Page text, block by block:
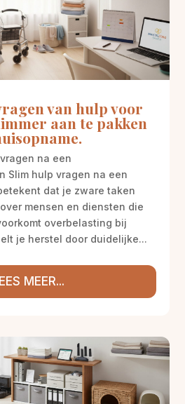
van hulp voor
aan te pakken
na een
Slim hulp vragen na een
dat je zware taken
mensen en diensten die
overbelasting bij
je herstel door duidelijke...
MEER...